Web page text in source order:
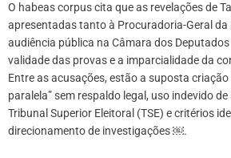
O habeas corpus cita que as revelações de
apresentadas tanto à Procuradoria-Geral da
audiência pública na Câmara dos
validade das provas e a imparcialidade da
Entre as acusações, estão a suposta
paralela” sem respaldo legal, uso indevido
Tribunal Superior Eleitoral (TSE) e critérios
direcionamento de investigações ￼.